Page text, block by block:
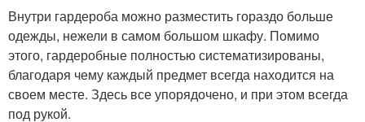
Внутри гардероба можно разместить гораздо больше
одежды, нежели в самом большом шкафу. Помимо
этого, гардеробные полностью систематизированы,
благодаря чему каждый предмет всегда находится на
своем месте. Здесь все упорядочено, и при этом всегда
под рукой.